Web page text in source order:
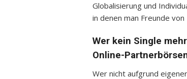
Globalisierung und
in denen man Freunde
Wer kein Single
Online-
Wer nicht aufgrund